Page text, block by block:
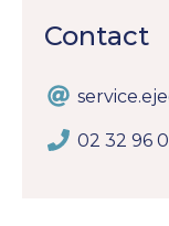
Contact
02 32 96